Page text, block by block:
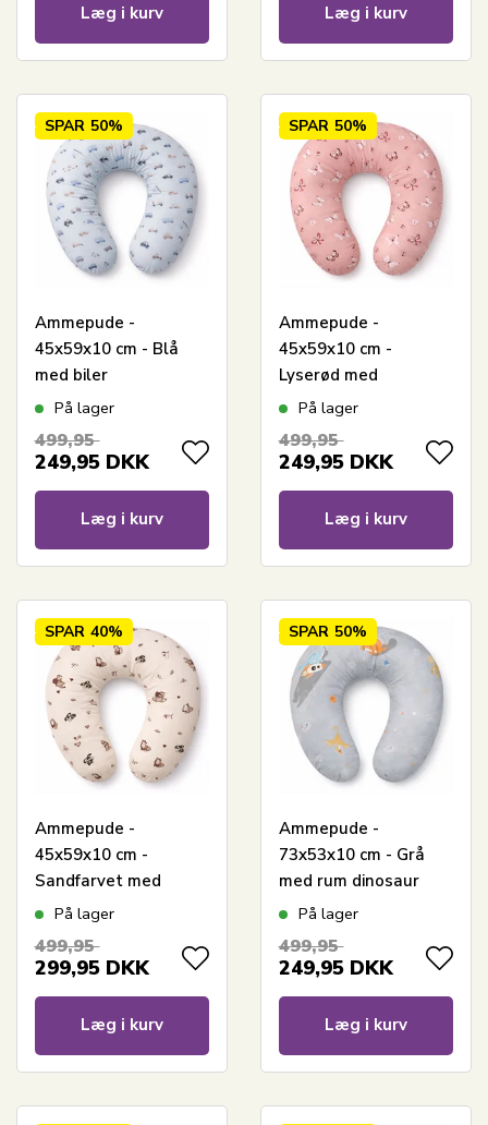
Læg i kurv Læg i kurv
SPAR 50%
Ammepude -
45x59x10 cm - Blå
med biler
På lager
499,95
249,95 DKK
Læg i kurv
SPAR 50%
Ammepude -
45x59x10 cm -
Lyserød med
sommerfugle
På lager
499,95
249,95 DKK
Læg i kurv
SPAR 40%
Ammepude -
45x59x10 cm -
Sandfarvet med
skovens dyr
På lager
499,95
299,95 DKK
Læg i kurv
SPAR 50%
Ammepude -
73x53x10 cm - Grå
med rum dinosaur
På lager
499,95
249,95 DKK
Læg i kurv